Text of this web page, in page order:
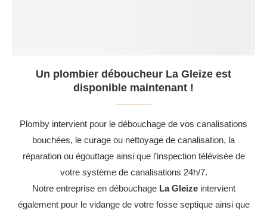
Un plombier déboucheur La Gleize est
disponible maintenant !
Plomby intervient pour le débouchage de vos canalisations
bouchées, le curage ou nettoyage de canalisation, la
réparation ou égouttage ainsi que l’inspection télévisée de
votre système de canalisations 24h/7.
Notre entreprise en débouchage La Gleizeintervient
également pour le vidange de votre fosse septique ainsi que